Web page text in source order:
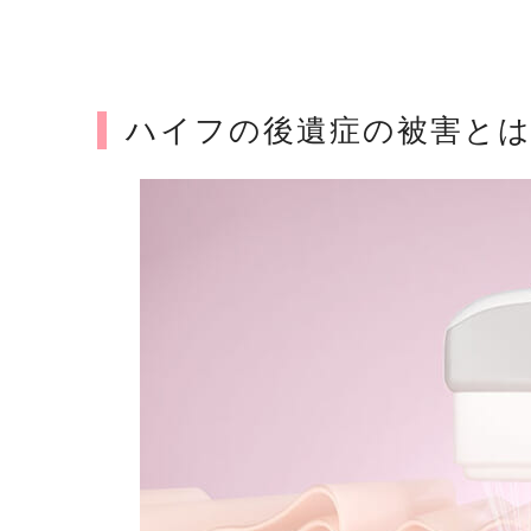
ハイフの後遺症の被害と